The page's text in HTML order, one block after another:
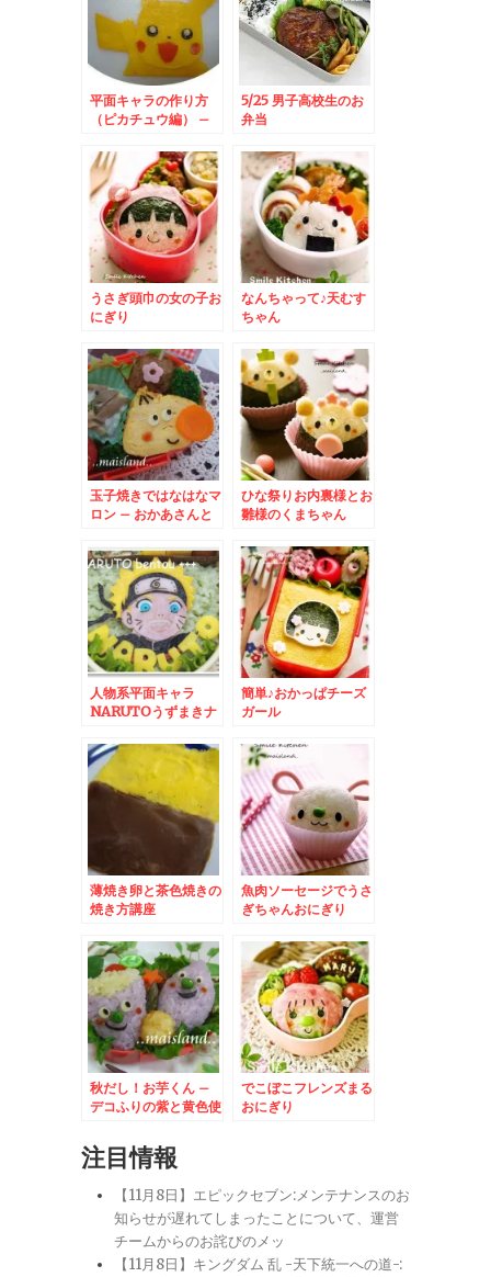
平面キャラの作り方
（ピカチュウ編） –
ンスター
5/25 男子高校生のお
弁当
うさぎ頭巾の女の子お
にぎり
なんちゃって♪天むす
ちゃん
玉子焼きではなはなマ
ロン – おかあさんと
レンズ』
ひな祭りお内裏様とお
雛様のくまちゃん
人物系平面キャラ
NARUTOうずまきナ
簡単♪おかっぱチーズ
ガール
薄焼き卵と茶色焼きの
焼き方講座
魚肉ソーセージでうさ
ぎちゃんおにぎり
秋だし！お芋くん –
デコふりの紫と黄色使
でこぼこフレンズまる
おにぎり
注目情報
【11月8日】エピックセブン:メンテナンスのお
知らせが遅れてしまったことについて、運営
チームからのお詫びのメッ
【11月8日】キングダム 乱 -天下統一への道-: